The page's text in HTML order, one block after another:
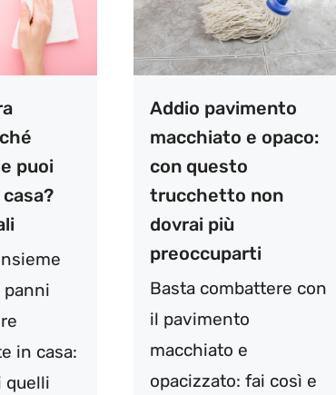
puoi
in casa:
quelli
Addio pavimento
macchiato e opaco:
con questo
trucchetto non
dovrai più
preoccuparti
Basta combattere con
il pavimento
macchiato e
opacizzato: fai così e